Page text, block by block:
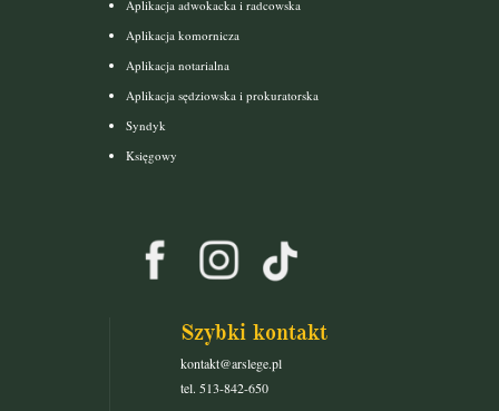
Aplikacja adwokacka i radcowska
Aplikacja komornicza
Aplikacja notarialna
Aplikacja sędziowska i prokuratorska
Syndyk
Księgowy
Szybki kontakt
kontakt@arslege.pl
tel. 513-842-650